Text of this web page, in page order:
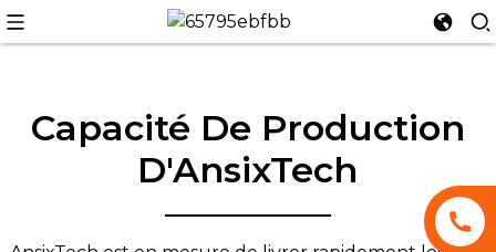
Capacité De Production
D'AnsixTech